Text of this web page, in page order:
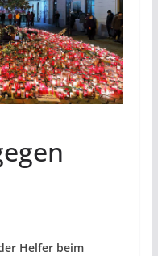
Helfer beim